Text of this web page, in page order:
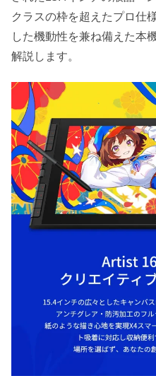
クラスの枠を超えたプロ仕
した機動性を兼ね備えた本
解説します。